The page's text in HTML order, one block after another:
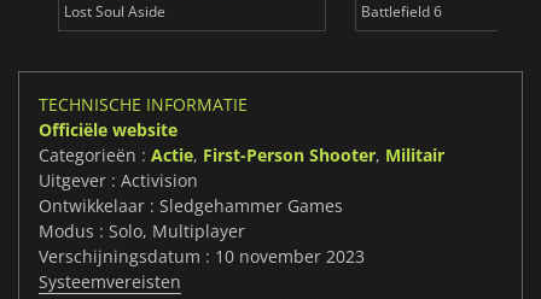
Lost Soul Aside Battlefield 6
TECHNISCHE INFORMATIE
Officiële website
Categorieën : Actie, First-Person Shooter, Militair
Uitgever : Activision
Ontwikkelaar : Sledgehammer Games
Modus : Solo, Multiplayer
Verschijningsdatum : 10 november 2023
Systeemvereisten